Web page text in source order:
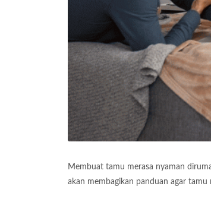
Membuat tamu merasa nyaman
akan membagikan panduan agar